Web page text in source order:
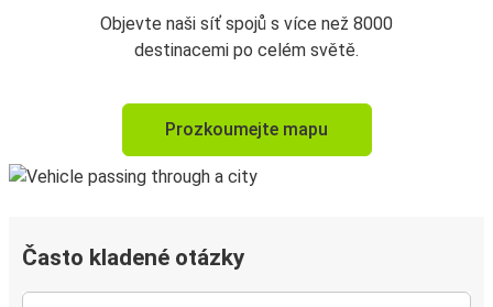
Objevte naši síť spojů s více než 8000
destinacemi po celém světě.
Prozkoumejte mapu
Často kladené otázky